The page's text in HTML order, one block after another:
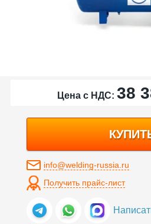
Цена с НДС: 38
info@welding-russia.ru
Получить прайс-лист